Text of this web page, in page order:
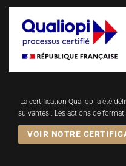
La certification Qualiopi a été
suivantes : Les actions de
VOIR NOTRE